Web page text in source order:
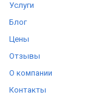
Услуги
Блог
Цены
Отзывы
О компании
Контакты